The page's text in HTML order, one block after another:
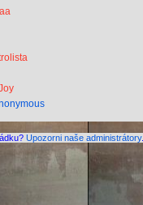
Upozorni naše administrátory.